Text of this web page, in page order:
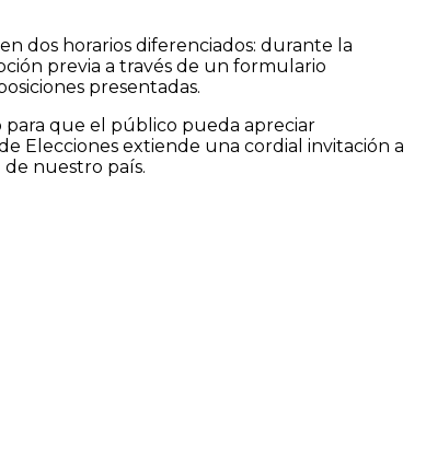
dos horarios diferenciados: durante la
previa a través de un formulario
presentadas.
para que el público pueda apreciar
Elecciones extiende una cordial invitación a
nuestro país.